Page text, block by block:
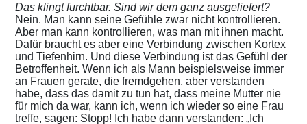
Das klingt furchtbar. Sind wir dem ganz ausgeliefert?
Nein. Man kann seine Gefühle zwar nicht kontrollieren.
Aber man kann kontrollieren, was man mit ihnen macht.
Dafür braucht es aber eine Verbindung zwischen Kortex
und Tiefenhirn. Und diese Verbindung ist das Gefühl der
Betroffenheit. Wenn ich als Mann beispielsweise immer
an Frauen gerate, die fremdgehen, aber verstanden
habe, dass das damit zu tun hat, dass meine Mutter nie
für mich da war, kann ich, wenn ich wieder so eine Frau
treffe, sagen: Stopp! Ich habe dann verstanden: „Ich